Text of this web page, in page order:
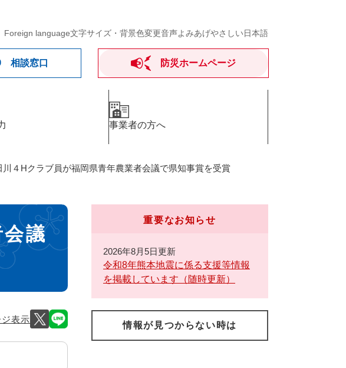
Foreign language文字サイズ・背景色変更音声よみあげやさしい日本語
相談窓口 防災ホームページ
事業者の方へ
川４Hクラブ員が福岡県青年農業者会議で県知事賞を受賞
会議
表示
重要なお知らせ
2026年8月5日更新
令和8年熊本地震に係る支援等情報
を掲載しています（随時更新）
情報が見つからない時は